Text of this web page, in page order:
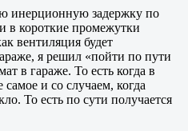
инерционную задержку по
в короткие промежутки
вентиляция будет
я решил «пойти по пути
в гараже. То есть когда в
и со случаем, когда
То есть по сути получается